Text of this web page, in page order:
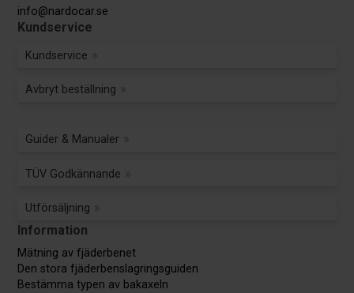
info@nardocar.se
Kundservice
Kundservice
Avbryt beställning
Guider & Manualer
TÜV Godkännande
Utförsäljning
Information
Mätning av fjäderbenet
Den stora fjäderbenslagringsguiden
Bestämma typen av bakaxeln